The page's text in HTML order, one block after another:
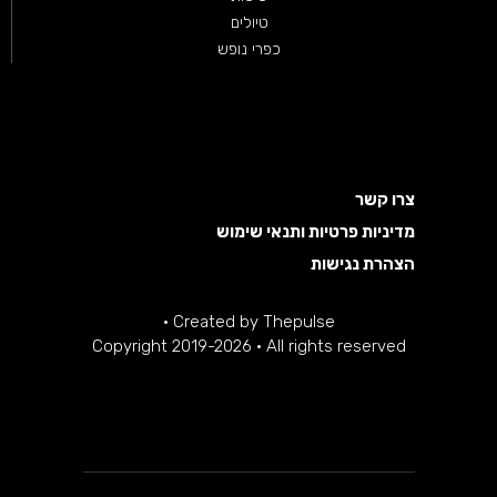
טיולים
כפרי נופש
צרו קשר
מדיניות פרטיות ותנאי שימוש
הצהרת נגישות
Created by Thepulse
·
Copyright 2019-2026 · All rights reserved